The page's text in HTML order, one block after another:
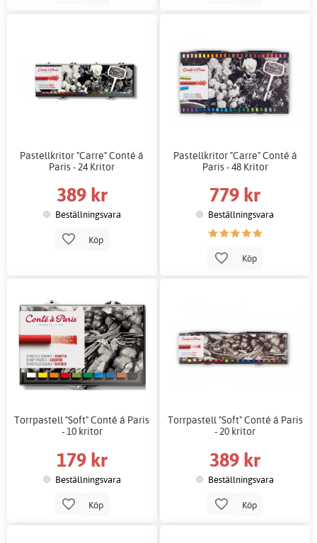
Pastellkritor "Carre" Conté á
Paris - 24 Kritor
389 kr
Beställningsvara
Köp
Pastellkritor "Carre" Conté á
Paris - 48 Kritor
779 kr
Beställningsvara
Köp
Torrpastell "Soft" Conté á Paris
- 10 kritor
179 kr
Beställningsvara
Köp
Torrpastell "Soft" Conté á Paris
- 20 kritor
389 kr
Beställningsvara
Köp